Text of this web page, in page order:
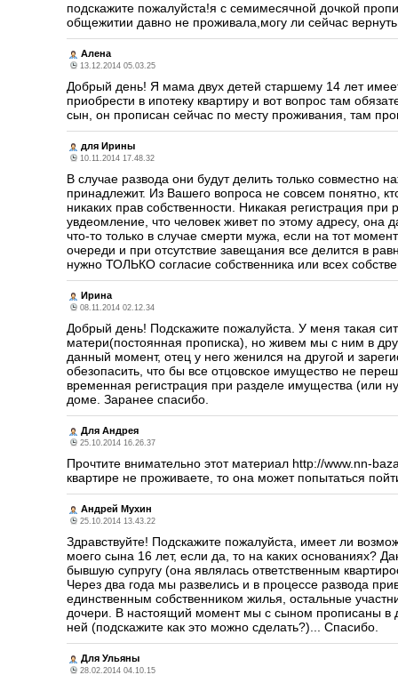
подскажите пожалуйста!я с семимесячной дочкой
общежитии давно не проживала,могу ли сейчас
Алена
13.12.2014 05.03.25
Добрый день! Я мама двух детей старшему 14 лет
приобрести в ипотеку квартиру и вот вопрос там
сын, он прописан сейчас по месту проживания, там
для Ирины
10.11.2014 17.48.32
В случае развода они будут делить только совместно
принадлежит. Из Вашего вопроса не совсем понятно,
никаких прав собственности. Никакая регистрация
увдеомление, что человек живет по этому адресу, она
что-то только в случае смерти мужа, если на тот
очереди и при отсутствие завещания все делится в
нужно ТОЛЬКО согласие собственника или всех
Ирина
08.11.2014 02.12.34
Добрый день! Подскажите пожалуйста. У меня такая
матери(постоянная прописка), но живем мы с ним в
данный момент, отец у него женился на другой и
обезопасить, что бы все отцовское имущество не
временная регистрация при разделе имущества (или
доме. Заранее спасибо.
Для Андрея
25.10.2014 16.26.37
Прочтите внимательно этот материал http://www.nn-
квартире не проживаете, то она может попытаться
Андрей Мухин
25.10.2014 13.43.22
Здравствуйте! Подскажите пожалуйста, имеет ли
моего сына 16 лет, если да, то на каких основаниях?
бывшую супругу (она являлась ответственным
Через два года мы развелись и в процессе развода
единственным собственником жилья, остальные
дочери. В настоящий момент мы с сыном прописаны в
ней (подскажите как это можно сделать?)... Спасибо.
Для Ульяны
28.02.2014 04.10.15